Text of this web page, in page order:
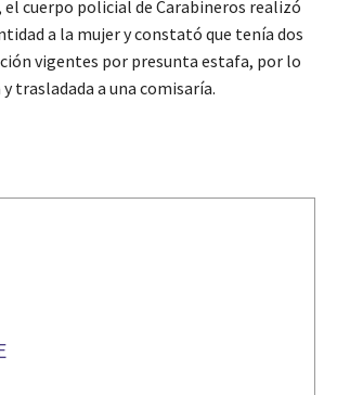
cuerpo policial de Carabineros realizó
a la mujer y constató que tenía dos
vigentes por presunta estafa, por lo
trasladada a una comisaría.